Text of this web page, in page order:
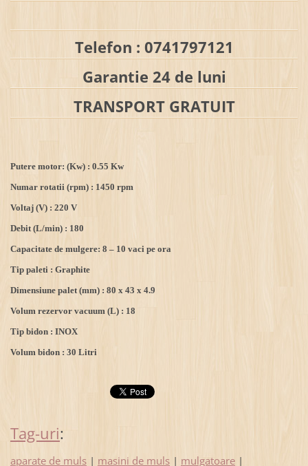
Telefon : 0741797121
Garantie 24 de luni
TRANSPORT GRATUIT
Putere motor: (Kw) : 0.55 Kw
Numar rotatii (rpm) : 1450 rpm
Voltaj (V) : 220 V
Debit (L/min) : 180
Capacitate de mulgere: 8 – 10 vaci pe ora
Tip paleti : Graphite
Dimensiune palet (mm) : 80 x 43 x 4.9
Volum rezervor vacuum (L) : 18
Tip bidon : INOX
Volum bidon : 30 Litri
Tag-uri:
aparate de muls | masini de muls | mulgatoare |